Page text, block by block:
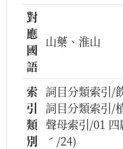
對
應
國
語
山藥、淮山
索
引
類
別
詞目分類索引/
詞目分類索引/
聲母索引/01
ˊ/24)